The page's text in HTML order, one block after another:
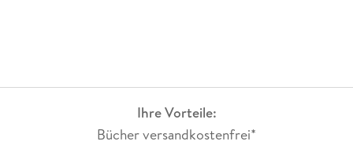
Ihre Vorteile:
Bücher versandkostenfrei*